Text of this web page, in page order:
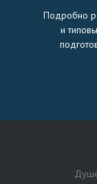
Подробно
и